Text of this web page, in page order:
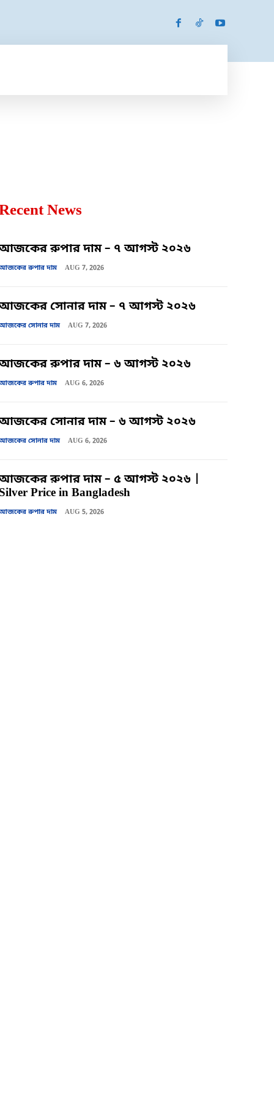
News
রুপার দাম – ৭ আগস্ট ২০২৬
রুপার দাম AUG 7, 2026
সোনার দাম – ৭ আগস্ট ২০২৬
সোনার দাম AUG 7, 2026
রুপার দাম – ৬ আগস্ট ২০২৬
রুপার দাম AUG 6, 2026
সোনার দাম – ৬ আগস্ট ২০২৬
সোনার দাম AUG 6, 2026
রুপার দাম – ৫ আগস্ট ২০২৬ |
Price in Bangladesh
রুপার দাম AUG 5, 2026